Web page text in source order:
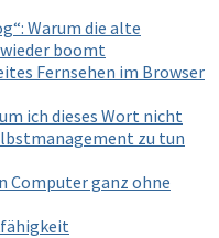
Warum die alte
boomt
Fernsehen im Browser
ich dieses Wort nicht
zu tun
Computer ganz ohne